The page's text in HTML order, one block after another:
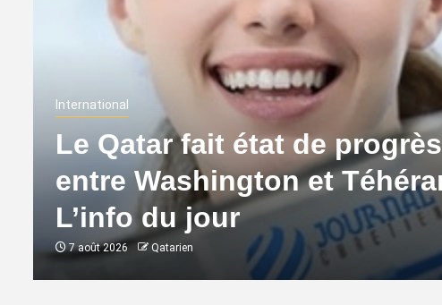
International
Le Qatar fait état de
entre Washington et
L’info du jour
7 août 2026 Qatarien